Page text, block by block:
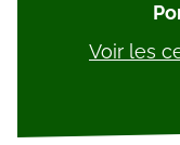
Voir les